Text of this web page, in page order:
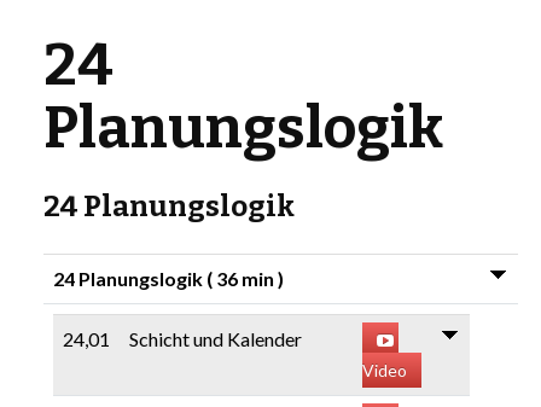
E-LEARNING
WEBINAR
COMPANY
24
Planungslogik
24 Planungslogik
24 Planungslogik ( 36 min )
24,01 Schicht und Kalender
Video